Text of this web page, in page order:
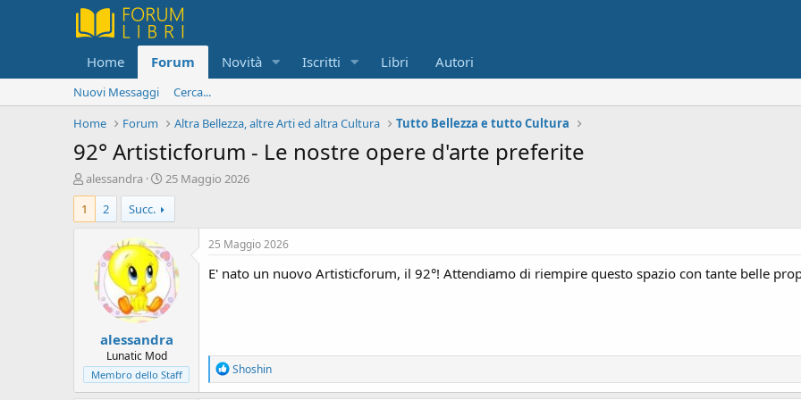
Home Forum Novità Iscritti Libri Autori
Nuovi Messaggi
Cerca...
Home
Forum Altra Bellezza, altre Arti ed altra Cultura Tutto Bellezza e tutto Cultura
92° Artisticforum - Le nostre opere d'arte preferite
C
r
e
a
u
s
alessandra
D
a
a
i
i
n
i
i
o
25 Maggio 2026
1
2 Succ.
alessandra
Lunatic Mod
Membro dello Staff
25 Maggio 2026
E' nato un nuovo Artisticforum, il 92°! Attendiamo di riempire questo spazio con tante belle
R
e
a
Shoshin